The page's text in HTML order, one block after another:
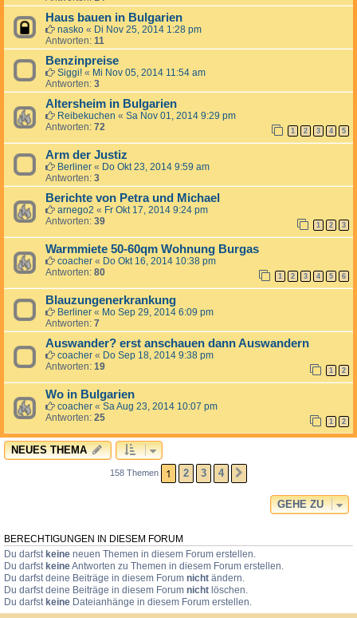
Haus bauen in Bulgarien
nasko « Di Nov 25, 2014 1:28 pm
Antworten: 11
Benzinpreise
Siggi! « Mi Nov 05, 2014 11:54 am
Antworten: 3
Altersheim in Bulgarien
Reibekuchen « Sa Nov 01, 2014 9:29 pm
Antworten: 72 1 2 3 4 5
Arm der Justiz
Berliner « Do Okt 23, 2014 9:59 am
Antworten: 3
Berichte von Petra und Michael
arnego2 « Fr Okt 17, 2014 9:24 pm
Antworten: 39 1 2 3
Warmmiete 50-60qm Wohnung Burgas
coacher « Do Okt 16, 2014 10:38 pm
Antworten: 80 1 2 3 4 5 6
Blauzungenerkrankung
Berliner « Mo Sep 29, 2014 6:09 pm
Antworten: 7
Auswander? erst anschauen dann Auswandern
coacher « Do Sep 18, 2014 9:38 pm
Antworten: 19 1 2
Wo in Bulgarien
coacher « Sa Aug 23, 2014 10:07 pm
Antworten: 25 1 2
NEUES THEMA
158 Themen 1 2 3 4
GEHE ZU
BERECHTIGUNGEN IN DIESEM FORUM
Du darfst keine neuen Themen in diesem Forum erstellen.
Du darfst keineAntworten zu Themen in diesem Forum erstellen.
Du darfst deine Beiträge in diesem Forum nicht ändern.
Du darfst deine Beiträge in diesem Forum nicht löschen.
Du darfst keine Dateianhänge in diesem Forum erstellen.